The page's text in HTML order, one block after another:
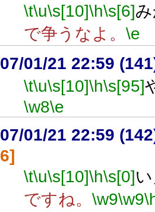
\t\u\s[10]\h\s[6]
で争うなよ。 \e
07/01/21 22:59
\t\u\s[10]\h\s[95]
\w8\e
07/01/21 22:59
6]
\t\u\s[10]\h\s[0]
ですね。 \w9\w9